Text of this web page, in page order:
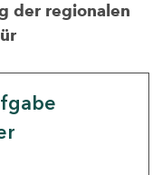
der regionalen